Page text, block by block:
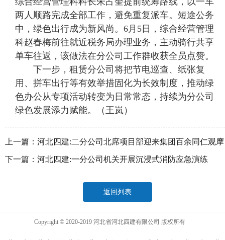
两人顺路完成全部工作，避免重复派车。短途公务
中，绿色出行成为新风尚。6月5日，综合经营管理
科赵春梅前往就近税务局办理业务，主动骑行共享
单车往返，该做法在分公司工作群收获全员点赞。
下一步，租赁分公司将把节电巡查、纸张复
用、拼车出行等有效举措固化为长效制度，推动绿
色办公从专项活动转变为日常常态，持续为分公司
绿色发展添力赋能。（王岚）
上一篇： 河北四建:二分公司北席项目部迎来集团百余同仁观摩
团
下一篇： 河北四建:一分公司机关开展沉浸式消防应急演练
返回列表
Copyright © 2020-2019 河北省河北四建有限公司 版权所有